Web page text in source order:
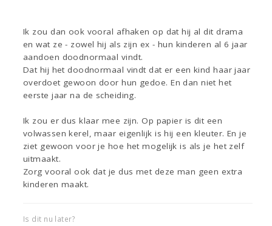
Ik zou dan ook vooral afhaken op dat hij al dit drama
en wat ze - zowel hij als zijn ex - hun kinderen al 6 jaar
aandoen doodnormaal vindt.
Dat hij het doodnormaal vindt dat er een kind haar jaar
overdoet gewoon door hun gedoe. En dan niet het
eerste jaar na de scheiding.
Ik zou er dus klaar mee zijn. Op papier is dit een
volwassen kerel, maar eigenlijk is hij een kleuter. En je
ziet gewoon voor je hoe het mogelijk is als je het zelf
uitmaakt.
Zorg vooral ook dat je dus met deze man geen extra
kinderen maakt.
Is dit nu later?